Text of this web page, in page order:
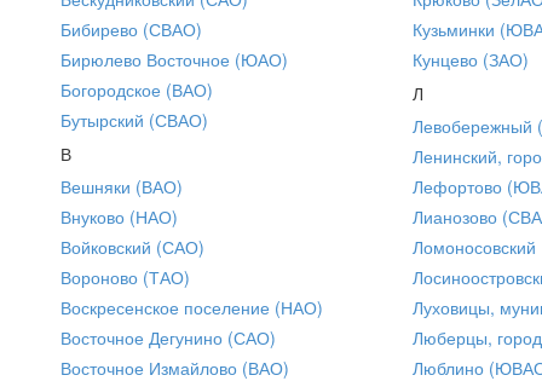
Бибирево (СВАО)
Бирюлево Восточное (ЮАО)
Богородское (ВАО)
Бутырский (СВАО)
В
Вешняки (ВАО)
Внуково (НАО)
Войковский (САО)
Вороново (ТАО)
Воскресенское поселение (НАО)
Восточное Дегунино (САО)
Восточное Измайлово (ВАО)
Кузьминки
Кунцево (ЗАО)
Л
Ленинский,
Лефортово
Лианозово
Луховицы,
Люберцы,
Люблино